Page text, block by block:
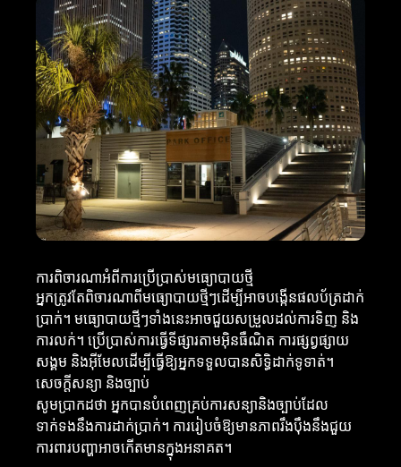
ការពិចារណាអំពីការប្រើប្រាស់មធ្យោបាយថ្មី
អ្នកត្រូវតែពិចារណាពីមធ្យោបាយថ្មីៗដើម្បីអាចបង្កើនផលប័ត្រដាក់
ប្រាក់។ មធ្យោបាយថ្មីៗទាំងនេះអាចជួយសម្រួលដល់ការទិញ និង
ការលក់។ ប្រើប្រាស់ការធ្វើទីផ្សារតាមអ៊ិនធឺណិត ការផ្សព្វផ្សាយ
សង្គម និងអ៊ីមែលដើម្បីធ្វើឱ្យអ្នកទទួលបានសិទ្ធិដាក់ទូទាត់។
សេចក្តីសន្យា និងច្បាប់
សូមប្រាកដថា អ្នកបានបំពេញគ្រប់ការសន្យានិងច្បាប់ដែល
ទាក់ទងនឹងការដាក់ប្រាក់។ ការរៀបចំឱ្យមានភាពរឹងប៉ឹងនឹងជួយ
ការពារបញ្ហាអាចកើតមានក្នុងអនាគត។